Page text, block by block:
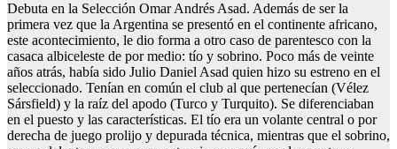
Debuta en la Selección Omar Andrés Asad. Además de ser la
primera vez que la Argentina se presentó en el continente africano,
este acontecimiento, le dio forma a otro caso de parentesco con la
casaca albiceleste de por medio: tío y sobrino. Poco más de veinte
años atrás, había sido Julio Daniel Asad quien hizo su estreno en el
seleccionado. Tenían en común el club al que pertenecían (Vélez
Sársfield) y la raíz del apodo (Turco y Turquito). Se diferenciaban
en el puesto y las características. El tío era un volante central o por
derecha de juego prolijo y depurada técnica, mientras que el sobrino,